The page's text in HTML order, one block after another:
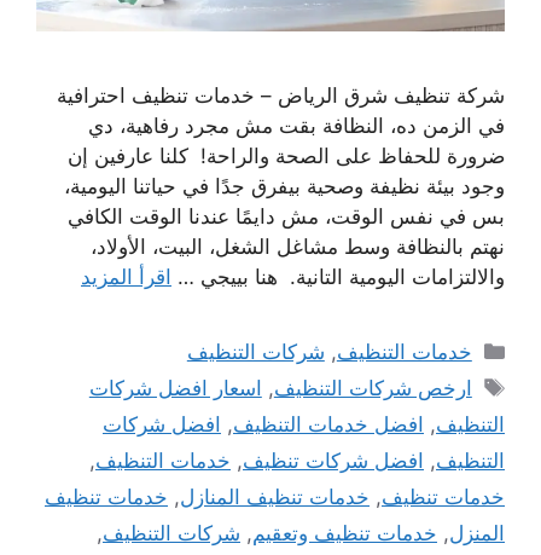
شركة تنظيف شرق الرياض – خدمات تنظيف احترافية
في الزمن ده، النظافة بقت مش مجرد رفاهية، دي
ضرورة للحفاظ على الصحة والراحة! كلنا عارفين إن
وجود بيئة نظيفة وصحية بيفرق جدًا في حياتنا اليومية،
بس في نفس الوقت، مش دايمًا عندنا الوقت الكافي
نهتم بالنظافة وسط مشاغل الشغل، البيت، الأولاد،
والالتزامات اليومية التانية. هنا بييجي … اقرأ المزيد
التصنيفات
خدمات التنظيف, شركات التنظيف
الوسوم
ارخص شركات التنظيف, اسعار افضل شركات
التنظيف, افضل خدمات التنظيف, افضل شركات
التنظيف, افضل شركات تنظيف, خدمات التنظيف,
خدمات تنظيف, خدمات تنظيف المنازل, خدمات تنظيف
المنزل, خدمات تنظيف وتعقيم, شركات التنظيف,